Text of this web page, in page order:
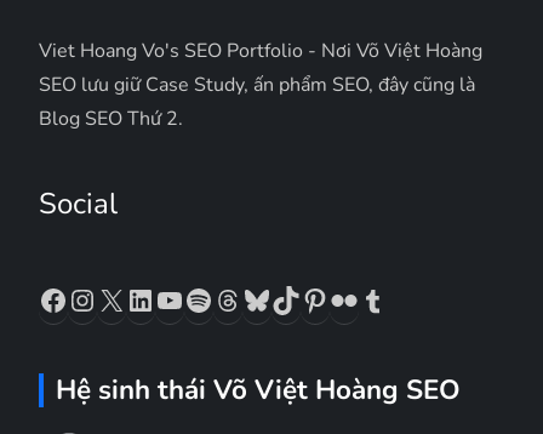
Viet Hoang Vo's SEO Portfolio - Nơi Võ Việt Hoàng
SEO lưu giữ Case Study, ấn phẩm SEO, đây cũng là
Blog SEO Thứ 2.
Social
Facebook
Instagram
X LinkedIn
YouTube
Spotify
Threads
Bluesky
TikTok
Pinterest
Flickr
Hệ sinh thái Võ Việt Hoàng SEO